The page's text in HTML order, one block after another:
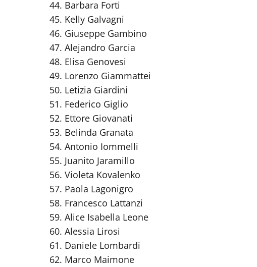
Barbara Forti
Kelly Galvagni
Giuseppe Gambino
Alejandro Garcia
Elisa Genovesi
Lorenzo Giammattei
Letizia Giardini
Federico Giglio
Ettore Giovanati
Belinda Granata
Antonio Iommelli
Juanito Jaramillo
Violeta Kovalenko
Paola Lagonigro
Francesco Lattanzi
Alice Isabella Leone
Alessia Lirosi
Daniele Lombardi
Marco Maimone